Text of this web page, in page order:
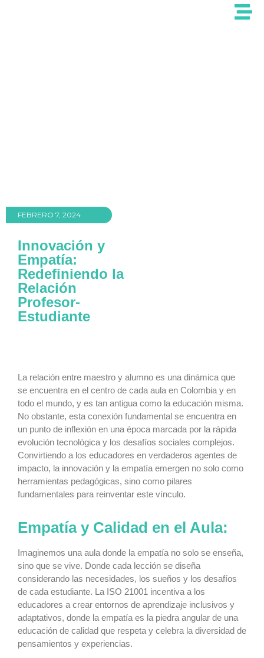
FEBRERO 7, 2024
Innovación y
Empatía:
Redefiniendo la
Relación
Profesor-
Estudiante
La relación entre maestro y alumno es una dinámica que
se encuentra en el centro de cada aula en Colombia y en
todo el mundo, y es tan antigua como la educación misma.
No obstante, esta conexión fundamental se encuentra en
un punto de inflexión en una época marcada por la rápida
evolución tecnológica y los desafíos sociales complejos.
Convirtiendo a los educadores en verdaderos agentes de
impacto, la innovación y la empatía emergen no solo como
herramientas pedagógicas, sino como pilares
fundamentales para reinventar este vínculo.
Empatía y Calidad en el Aula:
Imaginemos una aula donde la empatía no solo se enseña,
sino que se vive. Donde cada lección se diseña
considerando las necesidades, los sueños y los desafíos
de cada estudiante. La ISO 21001 incentiva a los
educadores a crear entornos de aprendizaje inclusivos y
adaptativos, donde la empatía es la piedra angular de una
educación de calidad que respeta y celebra la diversidad de
pensamientos y experiencias.